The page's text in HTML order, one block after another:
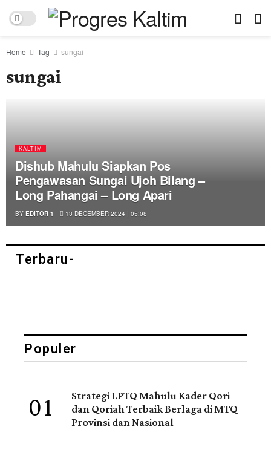
Home Tag sungai
sungai
KALTIM
Dishub Mahulu Siapkan Pos
Pengawasan Sungai Ujoh Bilang –
Long Pahangai – Long Apari
BY EDITOR 1 13 DECEMBER 2024 | 05:08
Terbaru-
Populer
01 Strategi LPTQ Mahulu Kader Qori
dan Qoriah Terbaik Berlaga di MTQ
Provinsi dan Nasional